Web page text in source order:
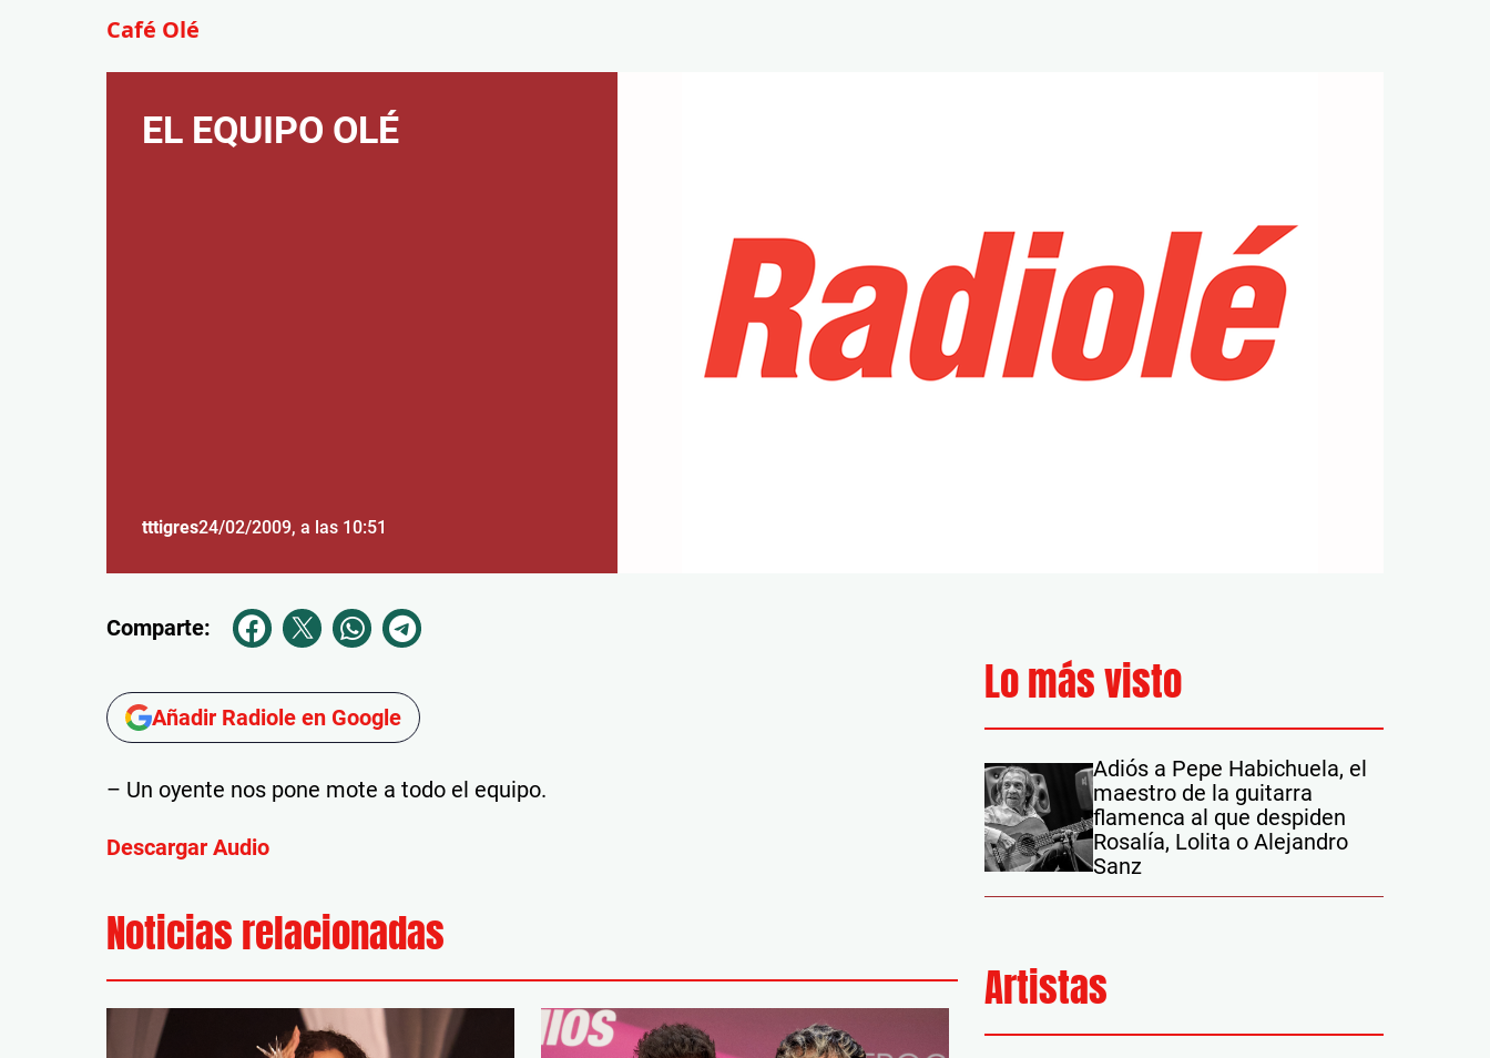
Café Olé
EL EQUIPO OLÉ
tttigres24/02/2009, a las 10:51
Comparte:
Añadir Radiole en Google
– Un oyente nos pone mote a todo el equipo.
Descargar Audio
Noticias relacionadas
Lo más visto
Adiós a Pepe Habichuela, el
maestro de la guitarra
flamenca al que despiden
Rosalía, Lolita o Alejandro
Sanz
Artistas